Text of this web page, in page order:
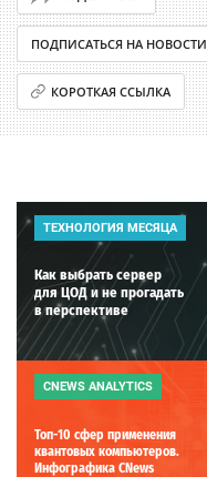
ПОДПИСАТЬСЯ НА НОВОСТИ
КОРОТКАЯ ССЫЛКА
ТЕХНОЛОГИЯ МЕСЯЦА
Как выбрать сервер
для ЦОД и не прогадать
в перспективе
CNEWS ANALYTICS
Топ-10 сфер применения
квантовых компьютеров.
Инфографика CNews